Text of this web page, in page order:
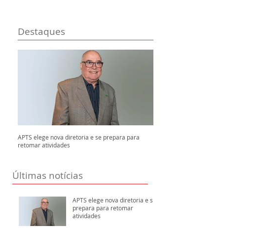
Destaques
APTS elege nova diretoria e se prepara para
retomar atividades
Últimas notícias
APTS elege nova diretoria e se
prepara para retomar
atividades